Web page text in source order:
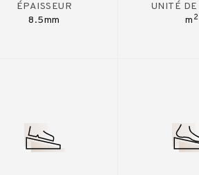
ÉPAISSEUR
8.5mm
UNITÉ DE
m 2